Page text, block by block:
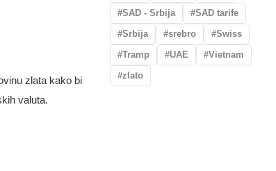
zlata kako bi
valuta.
SAD - Srbija
SAD tarife
Srbija
srebro
Swiss
Tramp
UAE
Vietnam
zlato